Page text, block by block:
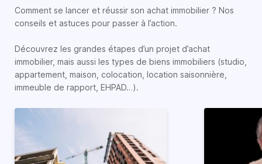
Comment se lancer et réussir son achat immobilier ? Nos
conseils et astuces pour passer à l’action.
Découvrez les grandes étapes d’un projet d’achat
immobilier, mais aussi les types de biens immobiliers (studio,
appartement, maison, colocation, location saisonnière,
immeuble de rapport, EHPAD…).